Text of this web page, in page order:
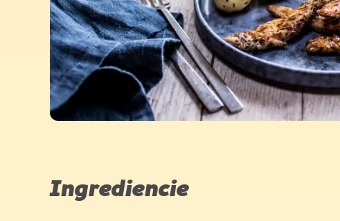
Ingrediencie